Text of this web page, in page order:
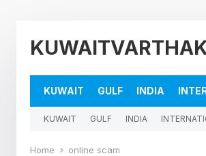
KUWAIT GULF INDIA
KUWAIT GULF INDIA
Home online scam